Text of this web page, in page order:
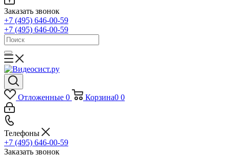
Заказать звонок
+7 (495) 646-00-59
+7 (495) 646-00-59
Отложенные 0 Корзина0 0
Телефоны
+7 (495) 646-00-59
Заказать звонок